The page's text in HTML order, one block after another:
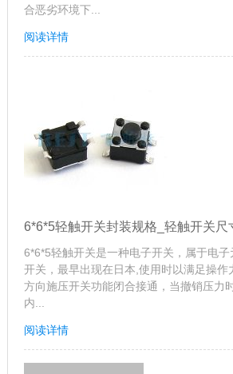
合恶劣环境下...
阅读详情
6*6*5轻触开关封装规格_轻触开关尺
6*6*5轻触开关是一种电子开关，属于电
开关，最早出现在日本,使用时以满足操作
方向施压开关功能闭合接通，当撤销压力
内...
阅读详情